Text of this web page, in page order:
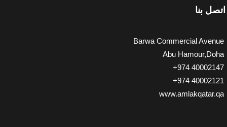
اتصل بنا
Barwa Commercial Avenue
Abu Hamour,Doha
+974 40002147
+974 40002121
www.amlakqatar.qa